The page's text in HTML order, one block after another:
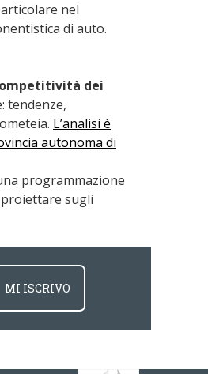
nel
di auto.
dei
tendenze,
L’analisi è
autonoma di
programmazione
proiettare sugli
MI ISCRIVO